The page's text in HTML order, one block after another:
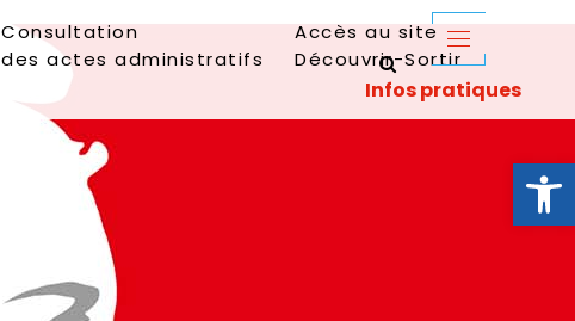
Ouvrir
Consultation
des actes administratifs
Accès au site
Découvrir-Sortir